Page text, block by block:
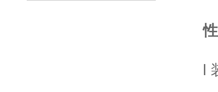
l 装